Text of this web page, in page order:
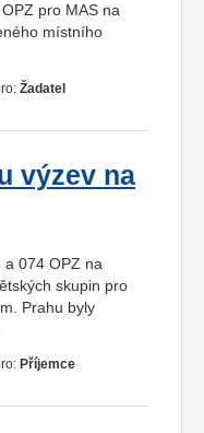
pro MAS na
místního
Žadatel
výzev na
a 074 OPZ na
skupin pro
Prahu byly
Příjemce